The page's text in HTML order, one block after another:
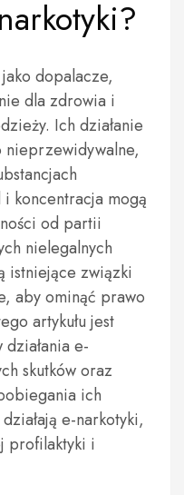
dopalacze,
dla zdrowia i
Ich działanie
nieprzewidywalne,
i koncentracja mogą
od partii
nielegalnych
istniejące związki
aby ominąć prawo
artykułu jest
e-
skutków oraz
ich
e-narkotyki,
profilaktyki i